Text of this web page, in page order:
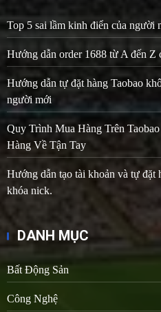
Top 5 sai lầm kinh điển của người
Hướng dẫn order 1688 từ A đến Z
Hướng dẫn tự đặt hàng Taobao
người mới
Quy Trình Mua Hàng Trên
Hàng Về Tận Tay
Hướng dẫn tạo tài khoản và tự đặt
khóa nick.
DANH MỤC
Bất Động Sản
Công Nghệ